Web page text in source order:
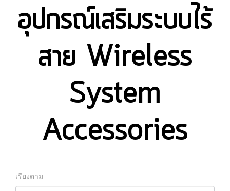
อุปกรณ์เสริมระบบไร้
สาย Wireless
System
Accessories
เรียงตาม